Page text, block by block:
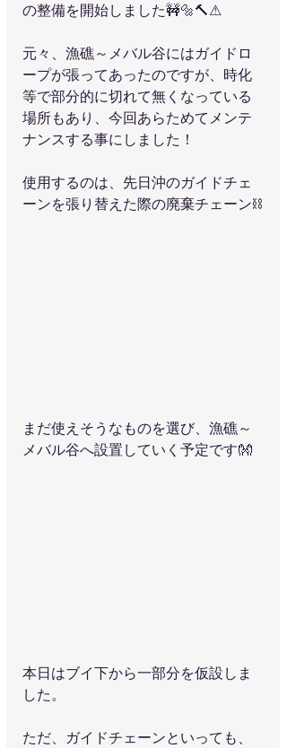
の整備を開始しました🚧🔩🔨⚠
元々、漁礁～メバル谷にはガイドロ
ープが張ってあったのですが、時化
等で部分的に切れて無くなっている
場所もあり、今回あらためてメンテ
ナンスする事にしました！
使用するのは、先日沖のガイドチェ
ーンを張り替えた際の廃棄チェーン⛓️
まだ使えそうなものを選び、漁礁～
メバル谷へ設置していく予定です👐
本日はブイ下から一部分を仮設しま
した。
ただ、ガイドチェーンといっても、